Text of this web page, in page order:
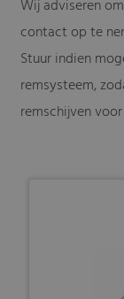
Wij adviseren
contact op te
Stuur indien
remsysteem,
remschijven